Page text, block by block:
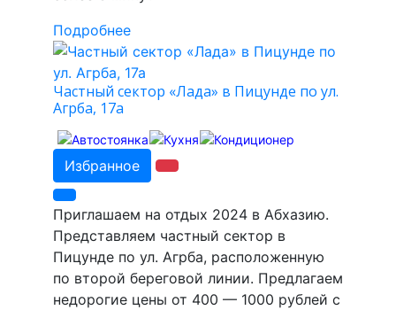
Подробнее
Частный сектор «Лада» в Пицунде по ул.
Агрба, 17а
Избранное
Приглашаем на отдых 2024 в Абхазию.
Представляем частный сектор в
Пицунде по ул. Агрба, расположенную
по второй береговой линии. Предлагаем
недорогие цены от 400 — 1000 рублей с